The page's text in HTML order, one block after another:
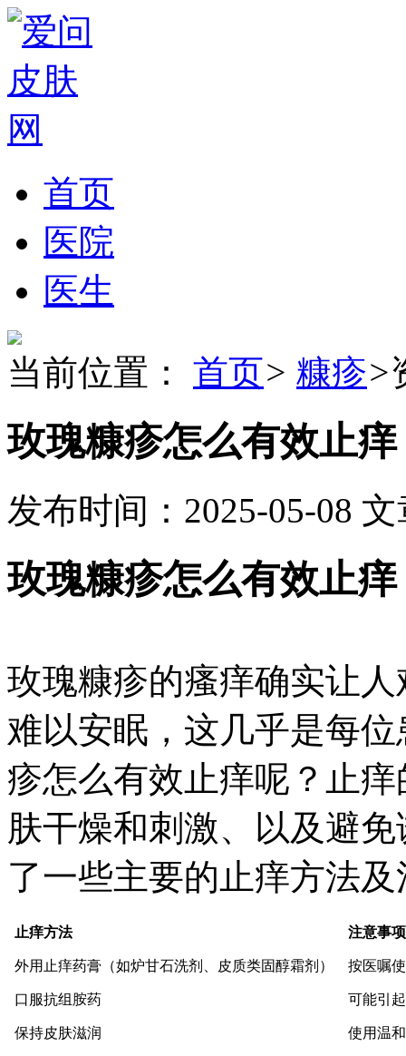
首页
医院
医生
当前位置： 首页> 糠疹>
玫瑰糠疹怎么有效止痒
发布时间：2025-05-08 文
玫瑰糠疹怎么有效止痒
玫瑰糠疹的瘙痒确实让
难以安眠，这几乎是每
疹怎么有效止痒呢？止
肤干燥和刺激、以及避
了一些主要的止痒方法
止痒方法 注意事项
外用止痒药膏（如炉甘石洗剂、皮质类固醇霜剂） 按医嘱
口服抗组胺药 可能引
保持皮肤滋润 使用温